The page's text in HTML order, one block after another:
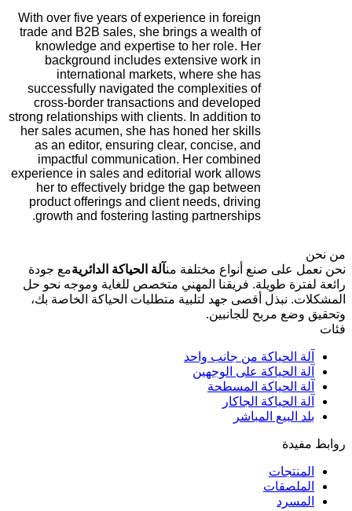
With over five years of experience in foreign
trade and B2B sales, she brings a wealth of
knowledge and expertise to her role. Her
background includes extensive work in
international markets, where she has
successfully navigated the complexities of
cross-border transactions and developed
strong relationships with clients. In addition to
her sales acumen, she has honed her skills
as an editor, ensuring clear, concise, and
impactful communication. Her combined
experience in sales and editorial work allows
her to effectively bridge the gap between
product offerings and client needs, driving
growth and fostering lasting partnerships.
من نحن
نحن نعمل على صنع أنواع مختلفة منآلة الحياكة الدائريةمع جودة
رائعة لفترة طويلة. فريقنا المهني متخصص للغاية وموجه نحو حل
المشكلات. نبذل أقصى جهد لتلبية متطلبات الحياكة الخاصة بك،
وتحقيق وضع مربح للجانبين.
فئات
آلة الحياكة من جانب واحد
آلة الحياكة على الوجهين
آلة الحياكة المسطحة
آلة الحياكة الجاكار
بلد البيع المباشر
روابط مفيدة
المنتجات
الملصقات
المسرد